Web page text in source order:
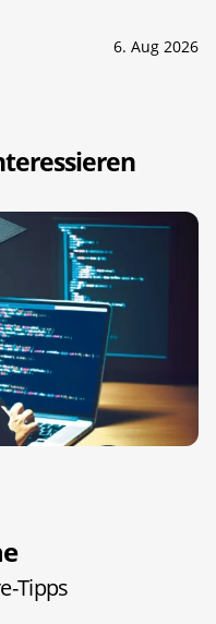
6. Aug 2026
Tipps